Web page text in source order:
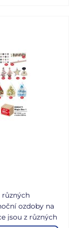
různých
ozdoby na
jsou z různých